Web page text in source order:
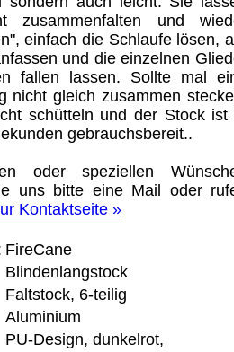
zusammenfalten und
einfach die Schlaufe lösen,
und die einzelnen
fallen lassen. Sollte mal
nicht gleich zusammen
schütteln und der Stock ist
gebrauchsbereit..
oder speziellen
uns bitte eine Mail oder
Kontaktseite »
FireCane
Blindenlangstock
Faltstock, 6-teilig
Aluminium
PU-Design, dunkelrot,
Versandart
erhalten Sie per
Email z.B. einen
Lizenzschlüssel
und die
Rechnung /
Lieferschein. Sie
keinen
Datenträger
genannten
der jeweiligen
Irrtümer und
vorbehalten.
2026 Blinden
2026
Wir
[ 7127 ]